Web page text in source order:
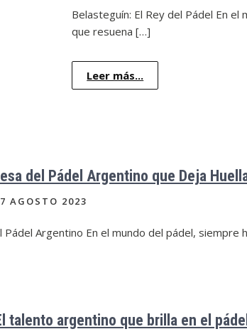
Belasteguín: El Rey del Pádel En el
que resuena […]
Leer más...
del Pádel Argentino que Deja
AGOSTO 2023
Pádel Argentino En el mundo del pádel, siempre
talento argentino que brilla en el